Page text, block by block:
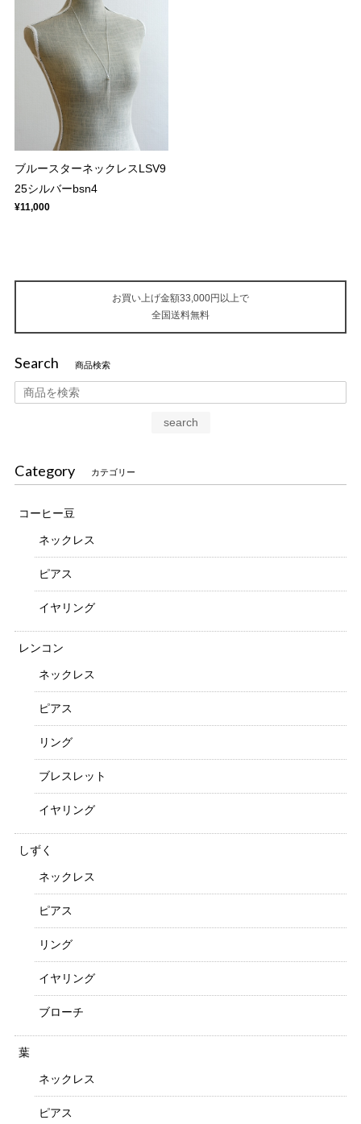
ブルースターネックレスLSV9
25シルバーbsn4
¥11,000
お買い上げ金額33,000円以上で
全国送料無料
Search 商品検索
search
Category カテゴリー
コーヒー豆
ネックレス
ピアス
イヤリング
レンコン
ネックレス
ピアス
リング
ブレスレット
イヤリング
しずく
ネックレス
ピアス
リング
イヤリング
ブローチ
葉
ネックレス
ピアス